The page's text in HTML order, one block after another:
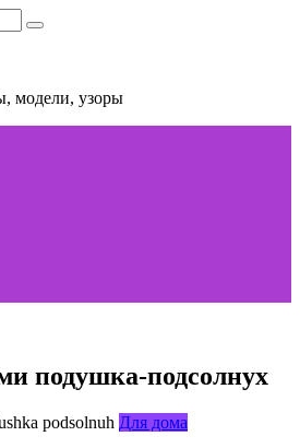
модели, узоры
подушка-подсолнух
Для дома